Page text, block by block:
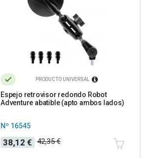
PRODUCTO UNIVERSAL
Espejo retrovisor redondo Robot
Adventure abatible (apto ambos lados)
Nº 16545
Precio
38,12 €
Precio
base
42,35 €